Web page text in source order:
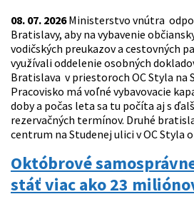
08. 07. 2026Ministerstvo vnútra
Bratislavy, aby na vybavenie
vodičských preukazov a cestovných
využívali oddelenie osobných
Bratislava v priestoroch OC Styla na
Pracovisko má voľné vybavovacie
doby a počas leta sa tu počíta aj s
rezervačných termínov. Druhé
centrum na Studenej ulici v OC Styla
Októbrové
stáť viac ako 23